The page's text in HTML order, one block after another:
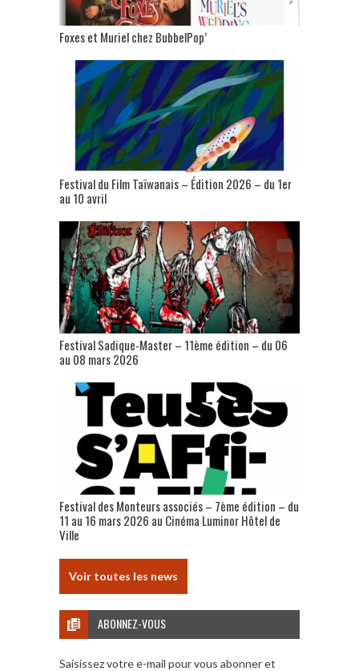
Foxes et Muriel chez BubbelPop’
Festival du Film Taïwanais – Édition 2026 – du 1er
au 10 avril
Festival Sadique-Master – 11ème édition – du 06
au 08 mars 2026
Festival des Monteurs associés – 7ème édition – du
11 au 16 mars 2026 au Cinéma Luminor Hôtel de
Ville
Voir toutes les news
ABONNEZ-VOUS
Saisissez votre e-mail pour vous abonner et